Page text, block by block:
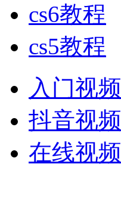
cs6教程
cs5教程
入门视频
抖音视频
在线视频